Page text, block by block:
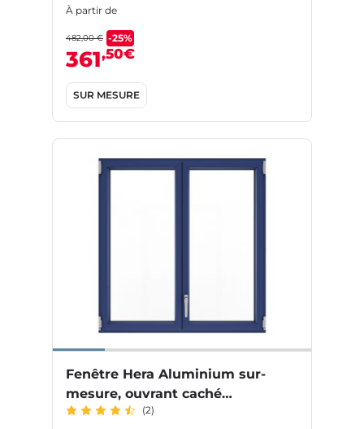
À partir de
482,00 € -25%
361,50€
SUR MESURE
Fenêtre Hera Aluminium sur-
mesure, ouvrant caché
personnalisable
(2)